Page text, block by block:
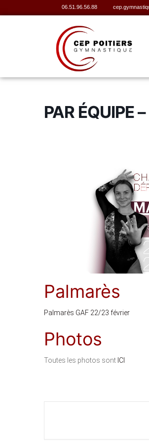
06.51.96.56.88
PAR ÉQUIPE
Palmarès
Palmarès GAF 22/23 février
Photos
Toutes les photos sont ICI